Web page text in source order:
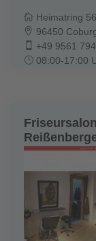
Heimatring 56
96450
+49 9561
08:00-17:00